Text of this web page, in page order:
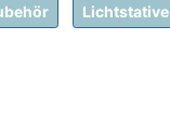
Lichtstative